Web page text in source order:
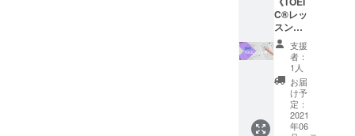
え、実
際の
コース
でも行
われる
コーチ
ングも
体験し
ていた
だくこ
C®レッ
スン
（90
分）月
４回》
ｘ１ヵ
★TOEI
C®700
点以上
支援
者：
1人
お届
け予
定：
2021
年06